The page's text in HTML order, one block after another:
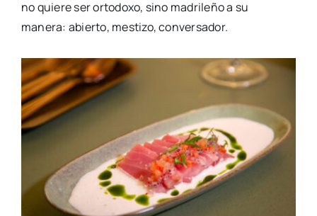
no quiere ser ortodoxo, sino madrileño a su
manera: abierto, mestizo, conversador.